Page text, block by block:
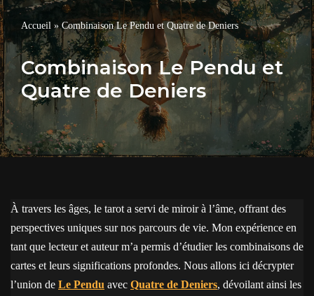
Accueil » Combinaison Le Pendu et Quatre de Deniers
Combinaison Le Pendu et
Quatre de Deniers
À travers les âges, le tarot a servi de miroir à l’âme, offrant des
perspectives uniques sur nos parcours de vie. Mon expérience en
tant que lecteur et auteur m’a permis d’étudier les combinaisons de
cartes et leurs significations profondes. Nous allons ici décrypter
l’union de Le Pendu avec Quatre de Deniers, dévoilant ainsi les